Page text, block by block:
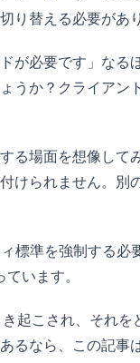
替える必要があ
が必要です」なる
うか？クライア
る場面を想像して
けられません。別
標準を強制する
います。
起こされ、それ
なら、この記事